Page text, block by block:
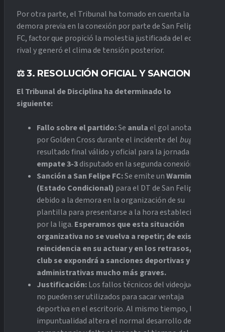
Por otra parte, el Tribunal ha tomado en cuenta la
demora previa en la conexión por parte de San Felipe
FC, factor que propició la molestia justificada del equipo
rival y generó el clima de tensión posterior.
⚖️ 3. RESOLUCIÓN OFICIAL Y SANCIONES
El Tribunal de Disciplina ha determinado lo
siguiente:
Fallo sobre el partido:Se anulael gol anotado
por Golden Cross durante el incidente del bug
resultado final válido y oficial para la jornada es el
empate 3-3disputado en la segunda conexión.
Sanción a San Felipe FC:Se emite unWarning
(Estado Condicional) para el DT de San Felipe FC
debido a la demora en la organización de su
plantilla para presentarse a la hora establecida
por la liga. Esperamos que esta situación
organizativa no se vuelva a repetir; de existir
reincidencia en su actuar y en los retrasos, el
club se expondrá a sanciones deportivas y
administrativas mucho más graves.
Justificación:Los fallos técnicos del videojuego
no pueden ser utilizados para sacar ventaja
deportiva en el escritorio. Al mismo tiempo, la
impuntualidad altera el normal desarrollo de la